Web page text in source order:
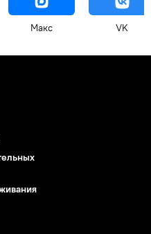
Макс VK